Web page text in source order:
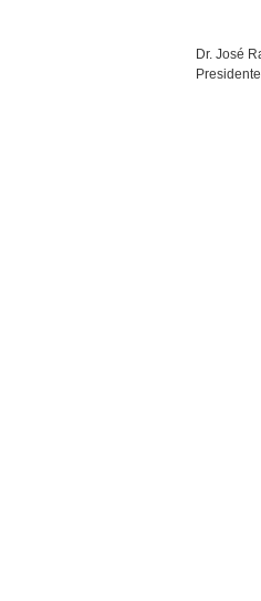
Dr. José